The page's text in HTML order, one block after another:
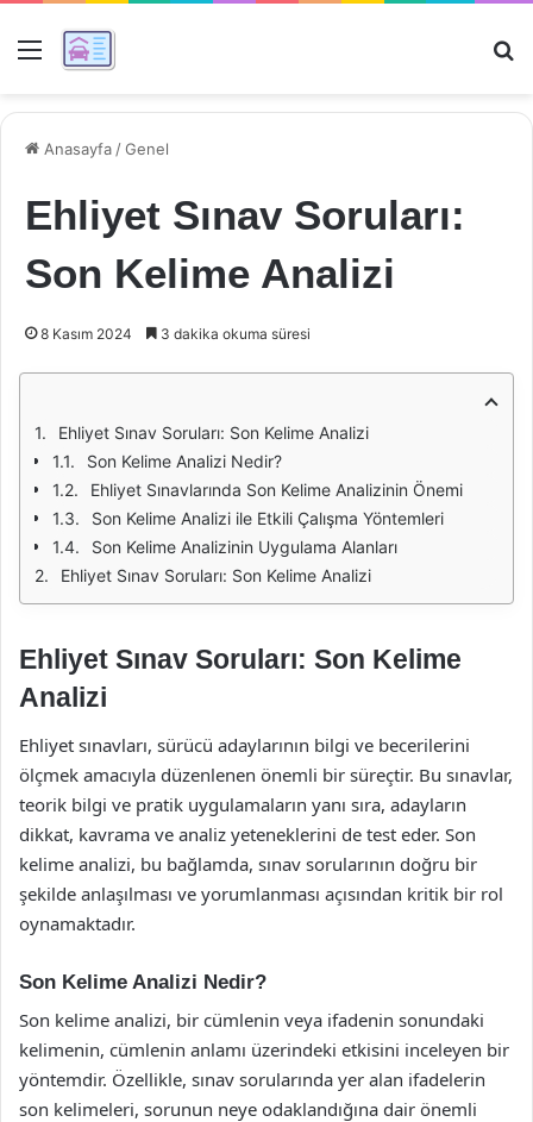
Menü
Anasayfa /Genel
Ehliyet Sınav Soruları:
Son Kelime Analizi
8 Kasım 2024 3 dakika okuma süresi
Ehliyet Sınav Soruları: Son Kelime Analizi
Son Kelime Analizi Nedir?
Ehliyet Sınavlarında Son Kelime Analizinin Önemi
Son Kelime Analizi ile Etkili Çalışma Yöntemleri
Son Kelime Analizinin Uygulama Alanları
Ehliyet Sınav Soruları: Son Kelime Analizi
Ehliyet Sınav Soruları: Son Kelime
Analizi
Ehliyet sınavları, sürücü adaylarının bilgi ve becerilerini
ölçmek amacıyla düzenlenen önemli bir süreçtir. Bu sınavlar,
teorik bilgi ve pratik uygulamaların yanı sıra, adayların
dikkat, kavrama ve analiz yeteneklerini de test eder. Son
kelime analizi, bu bağlamda, sınav sorularının doğru bir
şekilde anlaşılması ve yorumlanması açısından kritik bir rol
oynamaktadır.
Son Kelime Analizi Nedir?
Son kelime analizi, bir cümlenin veya ifadenin sonundaki
kelimenin, cümlenin anlamı üzerindeki etkisini inceleyen bir
yöntemdir. Özellikle, sınav sorularında yer alan ifadelerin
son kelimeleri, sorunun neye odaklandığına dair önemli